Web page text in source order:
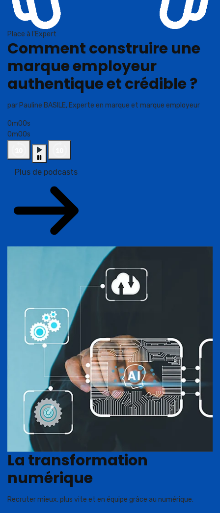
Place à l'Expert
Comment construire une
marque employeur
authentique et crédible ?
par Pauline BASILE, Experte en marque et marque employeur
0m00s
0m00s
Plus de podcasts
La transformation
numérique
Recruter mieux, plus vite et en équipe grâce au numérique.